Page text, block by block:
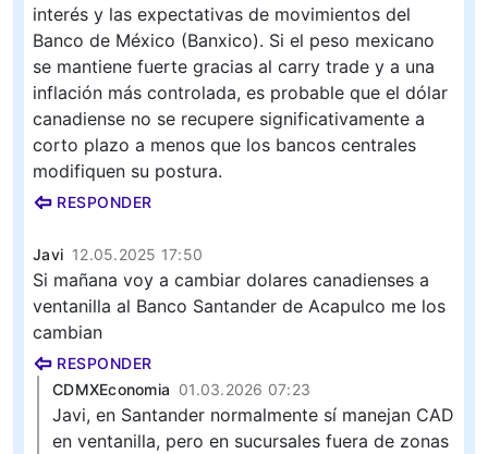
interés y las expectativas de movimientos del
Banco de México (Banxico). Si el peso mexicano
se mantiene fuerte gracias al carry trade y a una
inflación más controlada, es probable que el dólar
canadiense no se recupere significativamente a
corto plazo a menos que los bancos centrales
modifiquen su postura.
RESPONDER
Javi 12.05.2025 17:50
Si mañana voy a cambiar dolares canadienses a
ventanilla al Banco Santander de Acapulco me los
cambian
RESPONDER
CDMXEconomia 01.03.2026 07:23
Javi, en Santander normalmente sí manejan CAD
en ventanilla, pero en sucursales fuera de zonas